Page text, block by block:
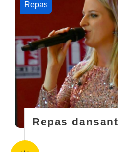
Repas
Repas dansant